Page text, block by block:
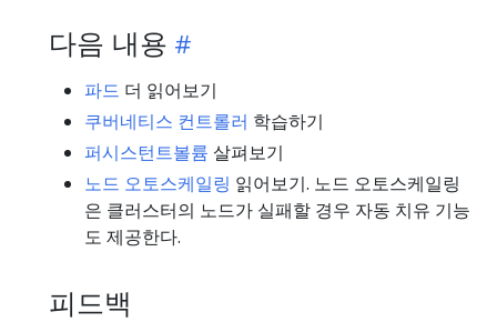
다음 내용
파드 더 읽어보기
쿠버네티스 컨트롤러 학습하기
퍼시스턴트볼륨 살펴보기
노드 오토스케일링 읽어보기. 노드 오토스케일링
은 클러스터의 노드가 실패할 경우 자동 치유 기능
도 제공한다.
피드백